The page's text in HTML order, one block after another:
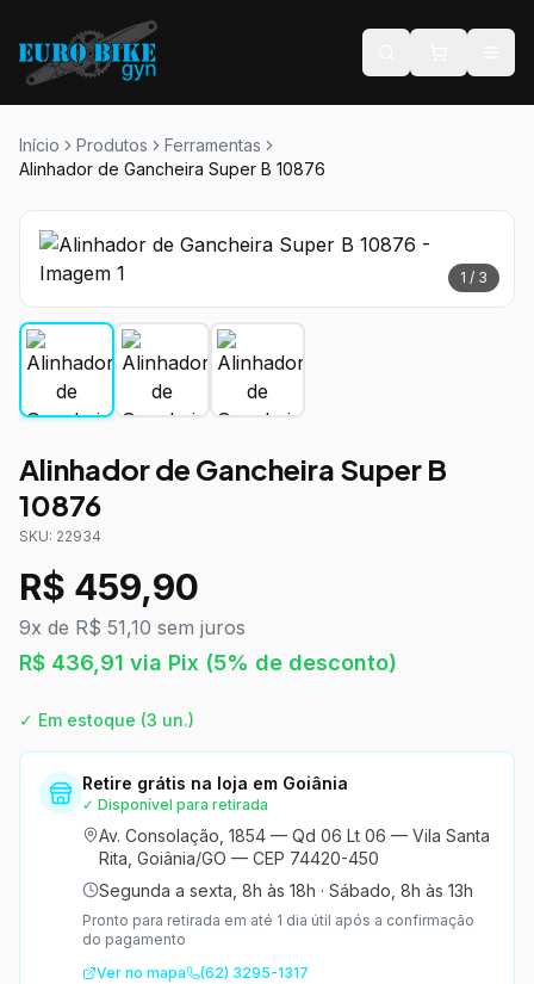
Início Produtos
Ferramentas
Alinhador de Gancheira Super B 10876
1 / 3
Alinhador de Gancheira Super B
10876
SKU: 22934
R$ 459,90
9x de R$ 51,10 sem juros
R$ 436,91 via Pix (5% de desconto)
✓ Em estoque (3 un.)
Retire grátis na loja em Goiânia
✓ Disponível para retirada
Av. Consolação, 1854 — Qd 06 Lt 06 — Vila Santa
Rita, Goiânia/GO — CEP 74420-450
Segunda a sexta, 8h às 18h · Sábado, 8h às 13h
Pronto para retirada em até 1 dia útil após a confirmação
do pagamento
Ver no mapa
(62) 3295-1317